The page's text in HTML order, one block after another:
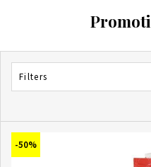
Filters
-50%